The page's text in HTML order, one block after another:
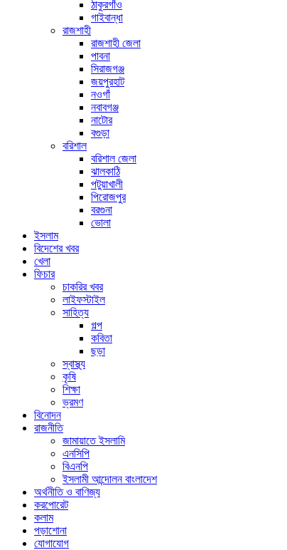
ঠাকুরগাঁও
গাইবান্ধা
রাজশাহী
রাজশাহী জেলা
পাবনা
সিরাজগঞ্জ
জয়পুরহাট
নওগাঁ
নবাবগঞ্জ
নাটোর
বগুড়া
বরিশাল
বরিশাল জেলা
ঝালকাঠি
পটুয়াখালী
পিরোজপুর
বরগুনা
ভোলা
ইসলাম
বিদেশের খবর
খেলা
ফিচার
চাকরির খবর
লাইফস্টাইল
সাহিত্য
গল্প
কবিতা
ছড়া
স্বাস্থ্য
কৃষি
শিক্ষা
ভ্রমণ
বিনোদন
রাজনীতি
জামায়াতে ইসলামি
এনসিপি
বিএনপি
ইসলামী আন্দোলন বাংলাদেশ
অর্থনীতি ও বাণিজ্য
করপোরেট
কলাম
পড়াশোনা
যোগাযোগ